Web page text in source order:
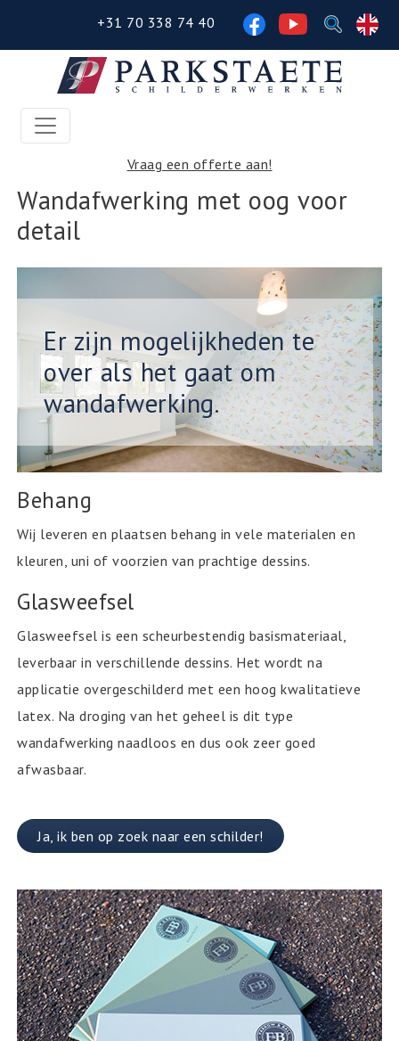
+31 70 338 74 40
Volg
ons
op
Vraag een offerte aan!
Wandafwerking met oog voor
detail
Er zijn mogelijkheden te
over als het gaat om
wandafwerking.
Behang
Wij leveren en plaatsen behang in vele materialen en
kleuren, uni of voorzien van prachtige dessins.
Glasweefsel
Glasweefsel is een scheurbestendig basismateriaal,
leverbaar in verschillende dessins. Het wordt na
applicatie overgeschilderd met een hoog kwalitatieve
latex. Na droging van het geheel is dit type
wandafwerking naadloos en dus ook zeer goed
afwasbaar.
Ja, ik ben op zoek naar een schilder!